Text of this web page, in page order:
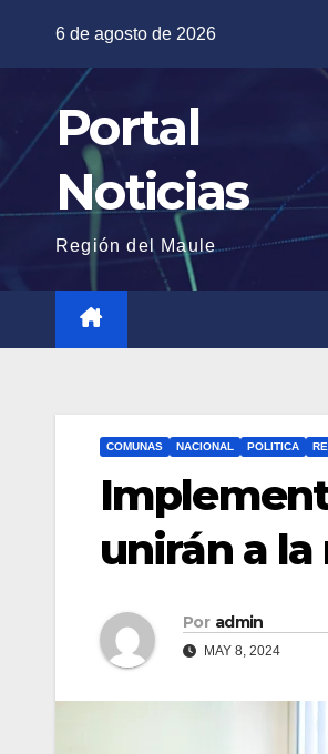
contenido
6 de agosto de 2026
Portal
Noticias
Región del Maule
COMUNAS NACIONAL POLITICA
unirán a
Por admin
MAY 8, 2024